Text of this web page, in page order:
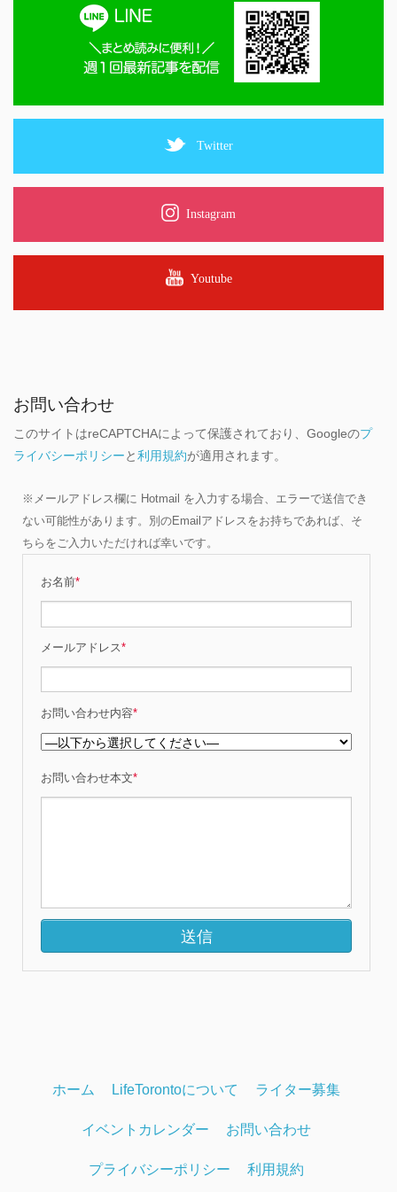
Twitter
Instagram
Youtube
お問い合わせ
このサイトはreCAPTCHAによって保護されており、Googleのプ
ライバシーポリシーと利用規約が適用されます。
※メールアドレス欄に Hotmail を入力する場合、エラーで送信でき
ない可能性があります。別のEmailアドレスをお持ちであれば、そ
ちらをご入力いただければ幸いです。
お名前*
メールアドレス*
お問い合わせ内容*
お問い合わせ本文*
ホーム LifeTorontoについて ライター募集
イベントカレンダー お問い合わせ
プライバシーポリシー 利用規約